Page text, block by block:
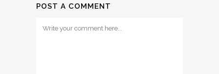
POST A COMMENT